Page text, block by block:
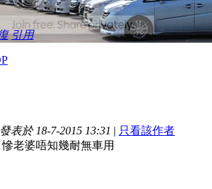
引用
發表於 18-7-2015 13:31 | 只看該作者
慘老婆唔知幾耐無車用